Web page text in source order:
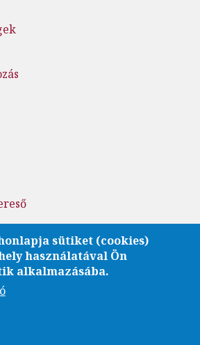
sütiket (cookies)
használatával Ön
alkalmazásába.